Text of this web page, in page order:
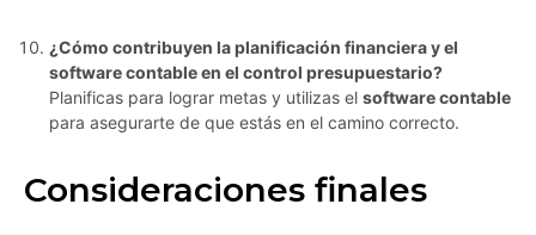
¿Cómo contribuyen la planificación financiera y el
software contable en el control presupuestario?
Planificas para lograr metas y utilizas el software contable
para asegurarte de que estás en el camino correcto.
Consideraciones finales